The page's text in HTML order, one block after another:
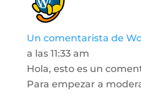
Un comentarista de
a las 11:33 am
Hola, esto es un
Para empezar a